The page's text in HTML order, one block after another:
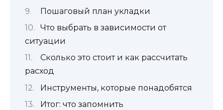
Пошаговый план укладки
Что выбрать в зависимости от
ситуации
Сколько это стоит и как рассчитать
расход
Инструменты, которые понадобятся
Итог: что запомнить